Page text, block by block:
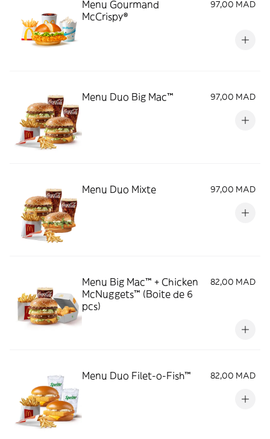
Menu Gourmand
McCrispy®
97,00 MAD
Menu Duo Big Mac™ 97,00 MAD
Menu Duo Mixte 97,00 MAD
Menu Big Mac™ + Chicken
McNuggets™ (Boite de 6
pcs)
82,00 MAD
Menu Duo Filet-o-Fish™ 82,00 MAD